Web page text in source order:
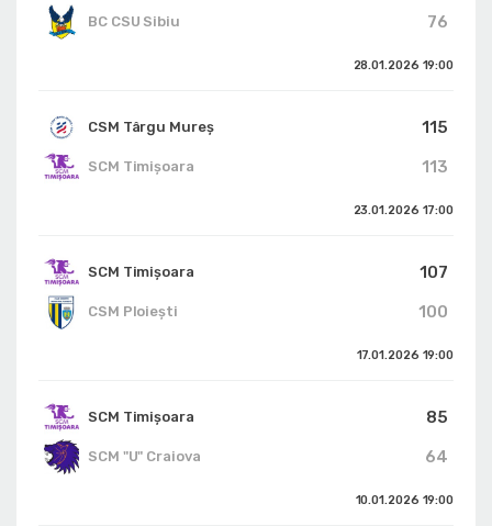
76
BC CSU Sibiu
28.01.2026 19:00
CSM Târgu Mureș
115
113
SCM Timișoara
23.01.2026 17:00
SCM Timișoara
107
100
CSM Ploiești
17.01.2026 19:00
SCM Timișoara
85
64
SCM "U" Craiova
10.01.2026 19:00